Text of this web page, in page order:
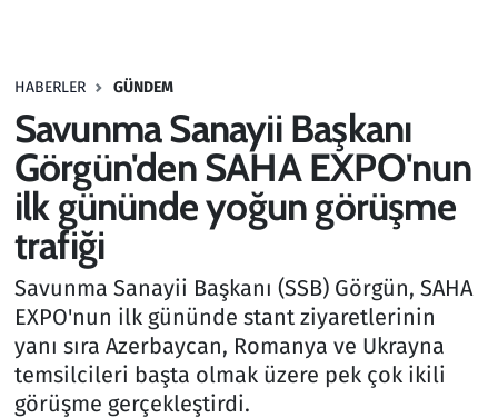
HABERLER GÜNDEM
Savunma Sanayii Başkanı
Görgün'den SAHA EXPO'nun
ilk gününde yoğun görüşme
trafiği
Savunma Sanayii Başkanı (SSB) Görgün, SAHA
EXPO'nun ilk gününde stant ziyaretlerinin
yanı sıra Azerbaycan, Romanya ve Ukrayna
temsilcileri başta olmak üzere pek çok ikili
görüşme gerçekleştirdi.
Haber
Kültür Sanat
Kurumsal Haberler
Lezzet Durağı
Memur ve Kamu
Otomobil